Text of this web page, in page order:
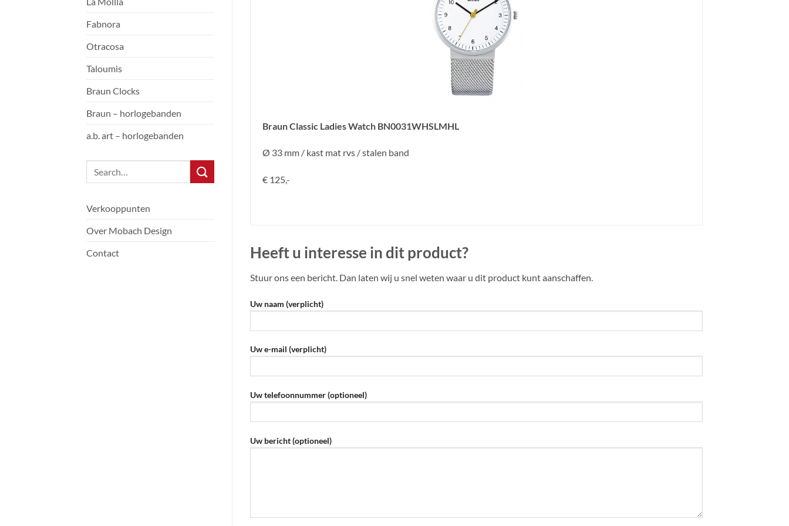
Fabnora
Otracosa
Taloumis
Braun Clocks
Braun – horlogebanden
a.b. art – horlogebanden
Verkooppunten
Over Mobach Design
Contact
Braun Classic Ladies Watch BN0031WHSLMHL
Ø 33 mm / kast mat rvs / stalen band
€ 125,-
Heeft u interesse in dit product?
Stuur ons een bericht. Dan laten wij u snel weten waar u dit product kunt aanschaffen.
Uw naam (verplicht)
Uw e-mail (verplicht)
Uw telefoonnummer (optioneel)
Gelieve dit veld leeg te laten.
Uw bericht (optioneel)